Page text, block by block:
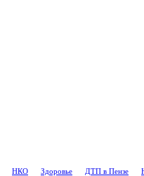
НКО Здоровье ДТП в Пензе